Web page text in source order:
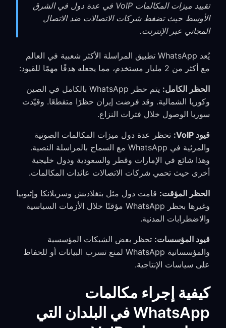
تقييد ميزات المكالمات VoIP في عدة دول في الشرق
الأوسط حيث تضغط شركات الاتصالات ضد الاتصال
المجاني عبر الإنترنت.
يُعد WhatsApp تطبيق المراسلة الأكثر شعبية في العالم
مع أكثر من 2 مليار مستخدم، مما يجعله هدفًا مهمًا للقيود:
الحظر الكامل:
يتم حظر WhatsApp بالكامل في الصين
وكوريا الشمالية. وقد فرضت إيران حظرًا متقطعًا. وقيّدت
سوريا الوصول خلال فترات النزاع.
قيود VoIP:
تحظر عدة دول ميزات المكالمات الصوتية
والمرئية في WhatsApp مع السماح بالمراسلة النصية.
وهذا شائع في الإمارات وقطر والسعودية ودول خليجية
أخرى حيث تحمي شركات الاتصالات عائدات المكالمات.
الحظر المؤقت: قامت دول مثل بنغلاديش وسريلانكا وإثيوبيا
وغيرها بحظر WhatsApp مؤقتًا خلال الأزمات السياسية
والاضطرابات المدنية.
قيود المؤسسات: تحظر بعض الشبكات المؤسسية
والمؤسساتية WhatsApp لمنع تسرب البيانات أو للحفاظ
على سياسات الإنتاجية.
كيفية إجراء مكالمات
WhatsApp في البلدان التي